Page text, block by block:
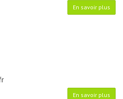
En savoir plus
En savoir plus